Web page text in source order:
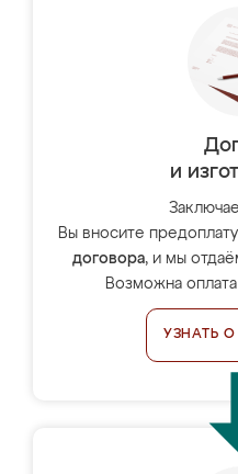
и
Вы вносите
договора, и мы
Возможна
УЗНАТЬ